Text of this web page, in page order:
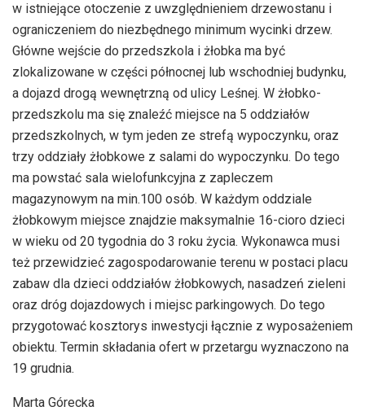
w istniejące otoczenie z uwzględnieniem drzewostanu i
ograniczeniem do niezbędnego minimum wycinki drzew.
Główne wejście do przedszkola i żłobka ma być
zlokalizowane w części północnej lub wschodniej budynku,
a dojazd drogą wewnętrzną od ulicy Leśnej. W żłobko-
przedszkolu ma się znaleźć miejsce na 5 oddziałów
przedszkolnych, w tym jeden ze strefą wypoczynku, oraz
trzy oddziały żłobkowe z salami do wypoczynku. Do tego
ma powstać sala wielofunkcyjna z zapleczem
magazynowym na min.100 osób. W każdym oddziale
żłobkowym miejsce znajdzie maksymalnie 16-cioro dzieci
w wieku od 20 tygodnia do 3 roku życia. Wykonawca musi
też przewidzieć zagospodarowanie terenu w postaci placu
zabaw dla dzieci oddziałów żłobkowych, nasadzeń zieleni
oraz dróg dojazdowych i miejsc parkingowych. Do tego
przygotować kosztorys inwestycji łącznie z wyposażeniem
obiektu. Termin składania ofert w przetargu wyznaczono na
19 grudnia.
Marta Górecka